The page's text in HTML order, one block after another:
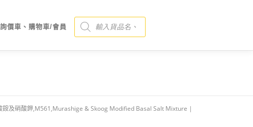
詢價車、購物車/會員
Products search
銨及硝酸鉀,M561,Murashige & Skoog Modified Basal Salt Mixture |